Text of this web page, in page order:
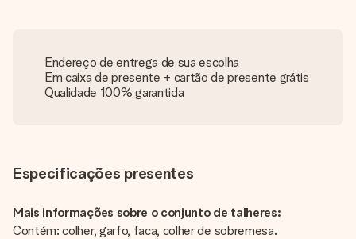
Endereço de entrega de sua escolha
Em caixa de presente + cartão de presente grátis
Qualidade 100% garantida
Especificações presentes
Mais informações sobre o conjunto de talheres:
Contém: colher, garfo, faca, colher de sobremesa.